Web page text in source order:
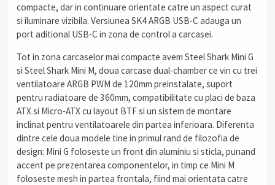
compacte, dar in continuare orientate catre un aspect curat
si iluminare vizibila. Versiunea SK4 ARGB USB-C adauga un
port aditional USB-C in zona de control a carcasei.
Tot in zona carcaselor mai compacte avem Steel Shark Mini G
si Steel Shark Mini M, doua carcase dual-chamber ce vin cu trei
ventilatoare ARGB PWM de 120mm preinstalate, suport
pentru radiatoare de 360mm, compatibilitate cu placi de baza
ATX si Micro-ATX cu layout BTF si un sistem de montare
inclinat pentru ventilatoarele din partea inferioara. Diferenta
dintre cele doua modele tine in primul rand de filozofia de
design: Mini G foloseste un front din aluminiu si sticla, punand
accent pe prezentarea componentelor, in timp ce Mini M
foloseste mesh in partea frontala, fiind mai orientata catre